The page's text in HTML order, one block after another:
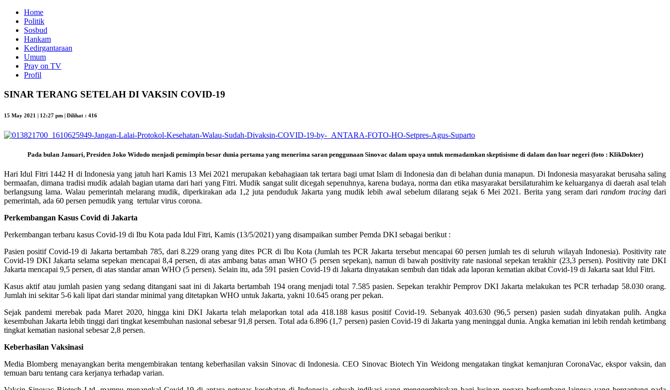
Home
Politik
Sosbud
Hankam
Kedirgantaraan
Umum
Pray on TV
Profil
SINAR TERANG SETELAH DI VAKSIN COVID-19
15 May 2021 | 12:27 pm | Dilihat : 416
Pada bulan Januari, Presiden Joko Widodo menjadi pemimpin besar dunia pertama yang menerima saran penggunaan Sinovac dalam upaya untuk memadamkan skeptisisme di dalam dan luar negeri (foto : KlikDokter)
Hari Idul Fitri 1442 H di Indonesia yang jatuh hari Kamis 13 Mei 2021 merupakan kebahagiaan tak tertara bagi umat Islam di Indonesia dan di belahan dunia manapun. Di Indonesia masyarakat berusaha saling
bermaafan, dimana tradisi mudik adalah bagian utama dari hari yang Fitri. Mudik sangat sulit dicegah sepenuhnya, karena budaya, norma dan etika masyarakat bersilaturahim ke keluarganya di daerah asal telah
berlangsung lama. Walau pemerintah melarang mudik, diperkirakan ada 1,2 juta penduduk Jakarta yang mudik lebih awal sebelum dilarang sejak 6 Mei 2021. Berita yang seram dari random tracingdari
pemerintah, ada 60 persen pemudik yang tertular virus corona.
Perkembangan Kasus Covid di Jakarta
Perkembangan terbaru kasus Covid-19 di Ibu Kota pada Idul Fitri, Kamis (13/5/2021) yang disampaikan sumber Pemda DKI sebagai berikut :
Pasien positif Covid-19 di Jakarta bertambah 785, dari 8.229 orang yang dites PCR di Ibu Kota (Jumlah tes PCR Jakarta tersebut mencapai 60 persen jumlah tes di seluruh wilayah Indonesia). Positivity rate
Covid-19 DKI Jakarta selama sepekan mencapai 8,4 persen, di atas ambang batas aman WHO (5 persen sepekan), namun di bawah positivity rate nasional sepekan terakhir (23,3 persen). Positivity rate DKI
Jakarta mencapai 9,5 persen, di atas standar aman WHO (5 persen). Selain itu, ada 591 pasien Covid-19 di Jakarta dinyatakan sembuh dan tidak ada laporan kematian akibat Covid-19 di Jakarta saat Idul Fitri.
Kasus aktif atau jumlah pasien yang sedang ditangani saat ini di Jakarta bertambah 194 orang menjadi total 7.585 pasien. Sepekan terakhir Pemprov DKI Jakarta melakukan tes PCR terhadap 58.030 orang.
Jumlah ini sekitar 5-6 kali lipat dari standar minimal yang ditetapkan WHO untuk Jakarta, yakni 10.645 orang per pekan.
Sejak pandemi merebak pada Maret 2020, hingga kini DKI Jakarta telah melaporkan total ada 418.188 kasus positif Covid-19. Sebanyak 403.630 (96,5 persen) pasien sudah dinyatakan pulih. Angka
kesembuhan Jakarta lebih tinggi dari tingkat kesembuhan nasional sebesar 91,8 persen. Total ada 6.896 (1,7 persen) pasien Covid-19 di Jakarta yang meninggal dunia. Angka kematian ini lebih rendah ketimbang
tingkat kematian nasional sebesar 2,8 persen.
Keberhasilan Vaksinasi
Media Blomberg menayangkan berita mengembirakan tentang keberhasilan vaksin Sinovac di Indonesia. CEO Sinovac Biotech Yin Weidong mengatakan tingkat kemanjuran CoronaVac, ekspor vaksin, dan
temuan baru tentang cara kerjanya terhadap varian.